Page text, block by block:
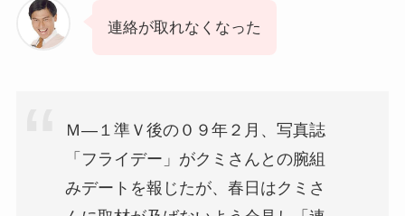
連絡が取れなくなった
Ｍ―１準Ｖ後の０９年２月、写真誌
「フライデー」がクミさんとの腕組
みデートを報じたが、春日はクミさ